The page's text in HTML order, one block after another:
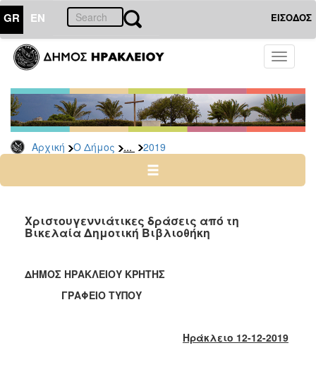
GR EN ΕΙΣΟΔΟΣ
Toggle
Αρχική Ο Δήμος ... 2019
ΔΗΜΟΣ
Δελτία
Τύπου
Αρχείο
2026
2024
2022
2020
2019
Χριστουγεννιάτικες δράσεις από τη
Βικελαία Δημοτική Βιβλιοθήκη
ΔΗΜΟΣ ΗΡΑΚΛΕΙΟΥ ΚΡΗΤΗΣ
ΓΡΑΦΕΙΟ ΤΥΠΟΥ
Ηράκλειο 12-12-2019